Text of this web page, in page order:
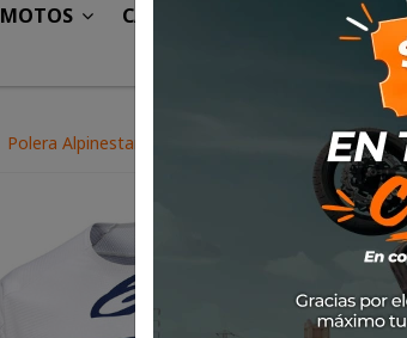
MOTOS CASCOS EQUIPAMIENTO
Polera Alpinestars Techstar Phantom 2022 (Azul